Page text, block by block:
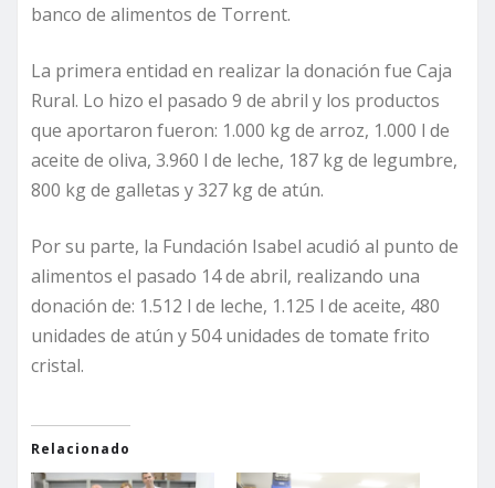
banco de alimentos de Torrent.
La primera entidad en realizar la donación fue Caja
Rural. Lo hizo el pasado 9 de abril y los productos
que aportaron fueron: 1.000 kg de arroz, 1.000 l de
aceite de oliva, 3.960 l de leche, 187 kg de legumbre,
800 kg de galletas y 327 kg de atún.
Por su parte, la Fundación Isabel acudió al punto de
alimentos el pasado 14 de abril, realizando una
donación de: 1.512 l de leche, 1.125 l de aceite, 480
unidades de atún y 504 unidades de tomate frito
cristal.
Relacionado